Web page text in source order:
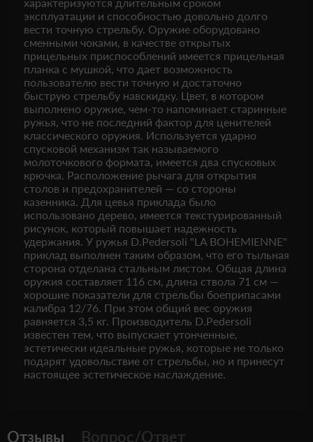
эксплуатации и способностью довольно долго
вести точную стрельбу. Оружие оборудовано
сменными чоками, в качестве открытых
прицельных приспособлений имеется прицельная
планка с мушкой, что дает возможность
пользователю вести точную и достаточно
быструю стрельбу навскидку. Цвет, в котором
выполнено оружие, чем-то напоминает старинные
ружья, что не последний фактор для ценителей
классического оружия. Используется ударно
спусковой механизм так называемого
молоточкового формата, имеется два спусковых
крючка. Расположение рычага для открытия
столов и предохранителей — со стороны
казенника. Для цевья приклада было
использовано дерево, имеется текстурированный
рисунок, который повышает надежность
удержания. У ружья D.Pedersoli "LA BOHEMIENNE"
приклад выполнен таким образом, что его тыльная
сторона отделана стальным листом. Общая длина
оружия составляет 116 см, длина ствола 71 см —
хорошие показатели для стрельбы боеприпасами
калибра 12/76. При этом общий вес оружия
равняется 3,5 кг. Производитель D.Pedersoli
известен тем, что выпускает утонченные,
эстетически идеальные ружья, которые не только
подарят удовольствие от стрельбы, но и принесут
настоящее эстетическое наслаждение.
Отзывы Вопрос/Ответ